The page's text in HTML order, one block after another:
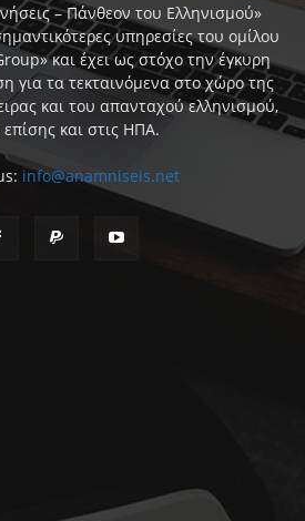
– Πάνθεον του Ελληνισμού»
υπηρεσίες του ομίλου
και έχει ως στόχο την έγκυρη
για τα τεκταινόμενα στο χώρο της
και του απανταχού ελληνισμού,
και στις ΗΠΑ.
info@anamniseis.net